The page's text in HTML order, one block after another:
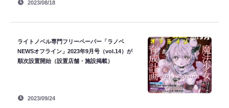
2023/08/18
ライトノベル専門フリーペーパー「ラノベ
NEWSオフライン」2023年9月号（vol.14）が
順次設置開始（設置店舗・施設掲載）
2023/09/24